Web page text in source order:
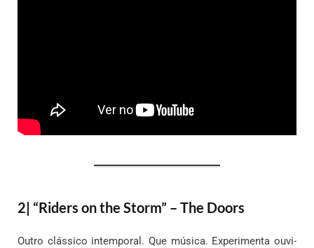
2| “Riders on the Storm” – The Doors
Outro clássico intemporal. Que música. Experimenta ouvi-